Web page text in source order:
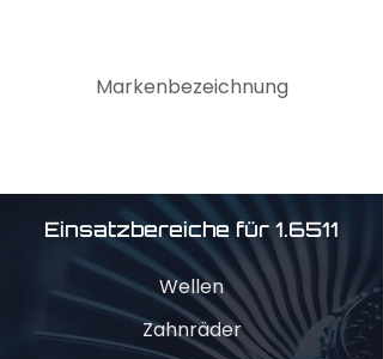
Markenbezeichnung
Einsatzbereiche für 1.6511
Wellen
Zahnräder